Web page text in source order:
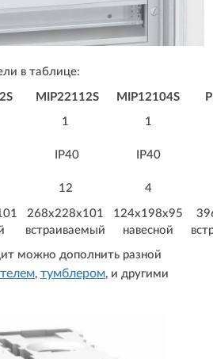
в таблице:
MIP22112S MIP12104S
1 1
IP40 IP40
12 4
268х228х101 124х198х95
встраиваемый навесной
можно дополнить разной
, тумблером, и другими